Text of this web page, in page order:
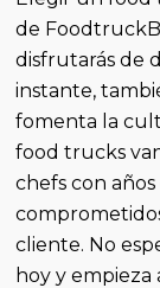
de
disfrutarás de
instante,
fomenta la
food trucks
chefs con
cliente. No
hoy y